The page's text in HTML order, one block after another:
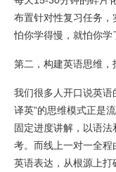
布置针对性复习任务，
怕你学得慢，就怕你学
第二，构建英语思维，
我们很多人开口说英语
译英”的思维模式正是
固定进度讲解，以语
考。而线上一对一全程
英语表达，从根源上打